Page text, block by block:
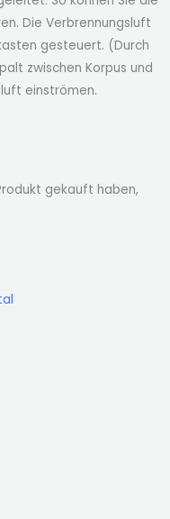
Die Verbrennungsluft
gesteuert. (Durch
zwischen Korpus und
einströmen.
gekauft haben,